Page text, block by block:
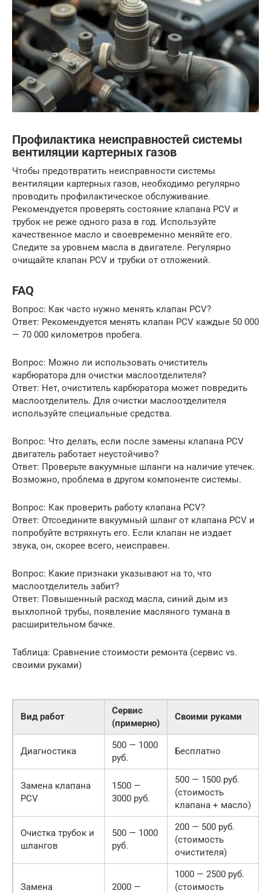
Профилактика неисправностей системы
вентиляции картерных газов
Чтобы предотвратить неисправности системы
вентиляции картерных газов, необходимо регулярно
проводить профилактическое обслуживание.
Рекомендуется проверять состояние клапана PCV и
трубок не реже одного раза в год. Используйте
качественное масло и своевременно меняйте его.
Следите за уровнем масла в двигателе. Регулярно
очищайте клапан PCV и трубки от отложений.
FAQ
Вопрос: Как часто нужно менять клапан PCV?
Ответ: Рекомендуется менять клапан PCV каждые 50 000
— 70 000 километров пробега.
Вопрос: Можно ли использовать очиститель
карбюратора для очистки маслоотделителя?
Ответ: Нет, очиститель карбюратора может повредить
маслоотделитель. Для очистки маслоотделителя
используйте специальные средства.
Вопрос: Что делать, если после замены клапана PCV
двигатель работает неустойчиво?
Ответ: Проверьте вакуумные шланги на наличие утечек.
Возможно, проблема в другом компоненте системы.
Вопрос: Как проверить работу клапана PCV?
Ответ: Отсоедините вакуумный шланг от клапана PCV и
попробуйте встряхнуть его. Если клапан не издает
звука, он, скорее всего, неисправен.
Вопрос: Какие признаки указывают на то, что
маслоотделитель забит?
Ответ: Повышенный расход масла, синий дым из
выхлопной трубы, появление масляного тумана в
расширительном бачке.
Таблица: Сравнение стоимости ремонта (сервис vs.
своими руками)
Вид работ
Сервис
(примерно)
Своими руками
Диагностика
500 — 1000
руб.
Бесплатно
Замена клапана
PCV
1500 —
3000 руб.
500 — 1500 руб.
(стоимость
клапана + масло)
Очистка трубок и
шлангов
500 — 1000
руб.
200 — 500 руб.
(стоимость
очистителя)
Замена
2000 —
1000 — 2500 руб.
(стоимость